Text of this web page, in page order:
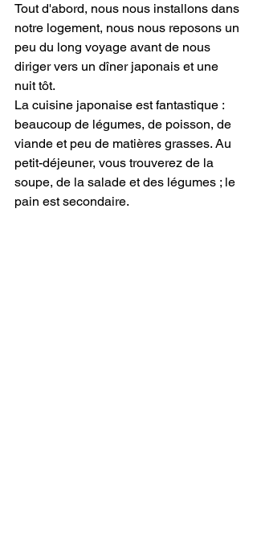
Tout d'abord, nous nous installons dans
notre logement, nous nous reposons un
peu du long voyage avant de nous
diriger vers un dîner japonais et une
nuit tôt.
La cuisine japonaise est fantastique :
beaucoup de légumes, de poisson, de
viande et peu de matières grasses. Au
petit-déjeuner, vous trouverez de la
soupe, de la salade et des légumes ; le
pain est secondaire.